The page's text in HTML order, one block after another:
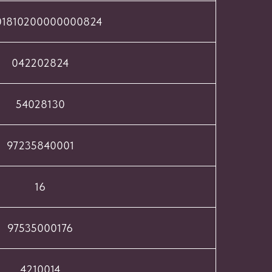
042202824
54028130
97235840001
16
97535000176
4210014